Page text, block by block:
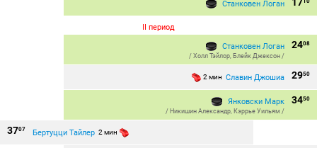
Станковен Логан
II период
2408
Станковен Логан
/ Холл Тэйлор, Блейк Джексон /
2950
2 мин Славин Джошиа
3450
Янковски Марк
/ Никишин Александр, Кэррье Уильям /
3707 Бертуцци Тайлер 2 мин